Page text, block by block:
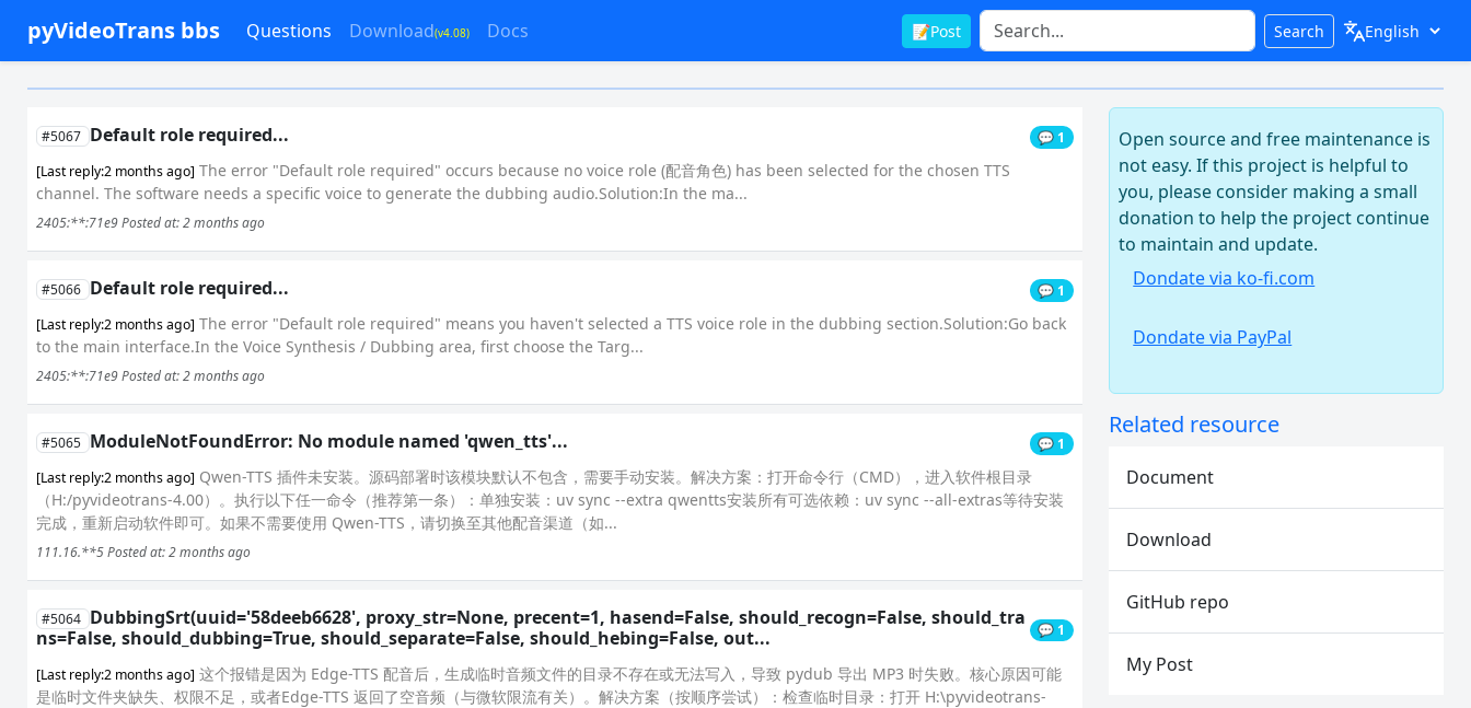
pyVideoTrans bbs Questions Download(v4.08) Docs 📝Post Search
#5067 Default role required...
💬 1
[Last reply:2 months ago] The error "Default role required" occurs because no voice role (配音角色) has been selected for the chosen TTS
channel. The software needs a specific voice to generate the dubbing audio.Solution:In the ma...
2405:**:71e9 Posted at: 2 months ago
#5066 Default role required...
💬 1
[Last reply:2 months ago] The error "Default role required" means you haven't selected a TTS voice role in the dubbing section.Solution:Go back
to the main interface.In the Voice Synthesis / Dubbing area, first choose the Targ...
2405:**:71e9 Posted at: 2 months ago
#5065 ModuleNotFoundError: No module named 'qwen_tts'...
💬 1
[Last reply:2 months ago] Qwen-TTS 插件未安装。源码部署时该模块默认不包含，需要手动安装。解决方案：打开命令行（CMD），进入软件根目录
（H:/pyvideotrans-4.00）。执行以下任一命令（推荐第一条）：单独安装：uv sync --extra qwentts安装所有可选依赖：uv sync --all-extras等待安装
完成，重新启动软件即可。如果不需要使用 Qwen-TTS，请切换至其他配音渠道（如...
111.16.**5 Posted at: 2 months ago
#5064 DubbingSrt(uuid='58deeb6628', proxy_str=None, precent=1, hasend=False, should_recogn=False, should_tra
ns=False, should_dubbing=True, should_separate=False, should_hebing=False, out...
💬 1
[Last reply:2 months ago] 这个报错是因为 Edge-TTS 配音后，生成临时音频文件的目录不存在或无法写入，导致 pydub 导出 MP3 时失败。核心原因可能
是临时文件夹缺失、权限不足，或者Edge-TTS 返回了空音频（与微软限流有关）。解决方案（按顺序尝试）：检查临时目录：打开 H:\pyvideotrans-
Open source and free maintenance is
not easy. If this project is helpful to
you, please consider making a small
donation to help the project continue
to maintain and update.
Dondate via ko-fi.com
Dondate via PayPal
Related resource
Document
Download
GitHub repo
My Post